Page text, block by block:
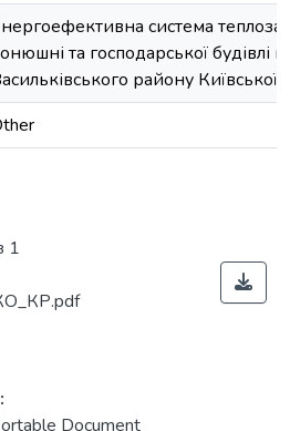
система
та господарської будівлі
району Київської
1
Document